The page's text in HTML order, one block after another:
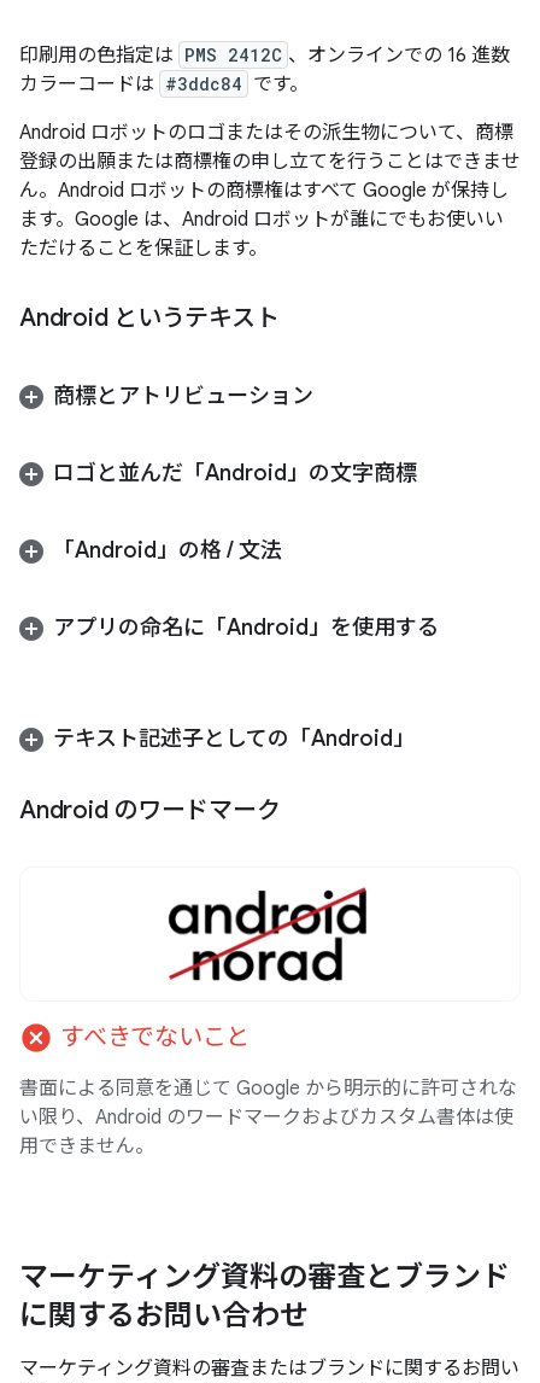
印刷用の色指定は PMS 2412C 、オンラインでの 16 進数
カラーコードは #3ddc84 です。
Android ロボットのロゴまたはその派生物について、商標
登録の出願または商標権の申し立てを行うことはできませ
ん。Android ロボットの商標権はすべて Google が保持し
ます。Google は、Android ロボットが誰にでもお使いい
ただけることを保証します。
Android というテキスト
商標とアトリビューション
ロゴと並んだ「Android」の文字商標
「Android」の格/文法
アプリの命名に「Android」を使用する
テキスト記述子としての「Android」
Android のワードマーク
cancel すべきでないこと
書面による同意を通じて Google から明示的に許可されな
い限り、Android のワードマークおよびカスタム書体は使
用できません。
マーケティング資料の審査とブランド
に関するお問い合わせ
マーケティング資料の審査またはブランドに関するお問い